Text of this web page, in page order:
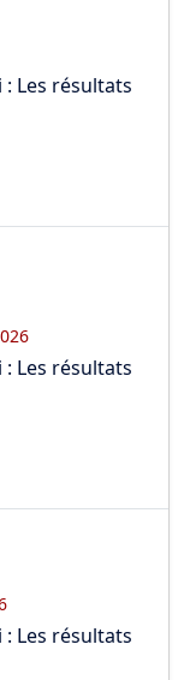
: Les résultats
: Les résultats
: Les résultats